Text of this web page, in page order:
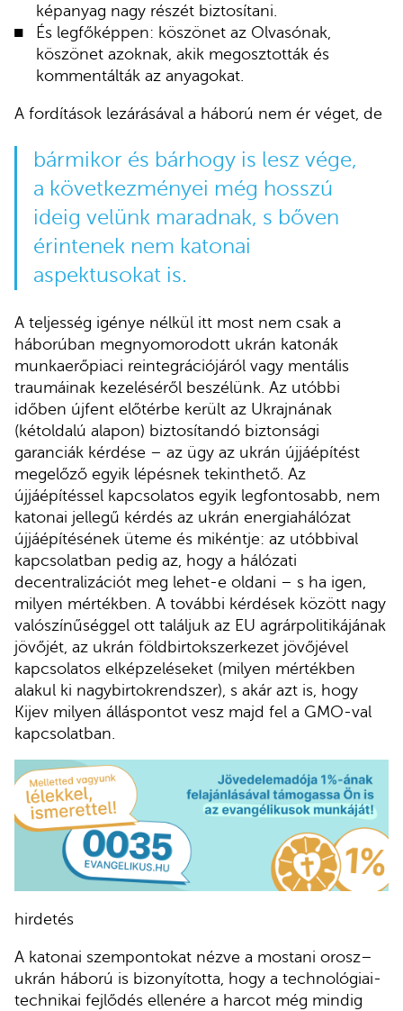
képanyag nagy részét biztosítani.
És legfőképpen: köszönet az Olvasónak,
köszönet azoknak, akik megosztották és
kommentálták az anyagokat.
A fordítások lezárásával a háború nem ér véget, de
bármikor és bárhogy is lesz vége,
a következményei még hosszú
ideig velünk maradnak, s bőven
érintenek nem katonai
aspektusokat is.
A teljesség igénye nélkül itt most nem csak a
háborúban megnyomorodott ukrán katonák
munkaerőpiaci reintegrációjáról vagy mentális
traumáinak kezeléséről beszélünk. Az utóbbi
időben újfent előtérbe került az Ukrajnának
(kétoldalú alapon) biztosítandó biztonsági
garanciák kérdése – az ügy az ukrán újjáépítést
megelőző egyik lépésnek tekinthető. Az
újjáépítéssel kapcsolatos egyik legfontosabb, nem
katonai jellegű kérdés az ukrán energiahálózat
újjáépítésének üteme és mikéntje: az utóbbival
kapcsolatban pedig az, hogy a hálózati
decentralizációt meg lehet-e oldani – s ha igen,
milyen mértékben. A további kérdések között nagy
valószínűséggel ott találjuk az EU agrárpolitikájának
jövőjét, az ukrán földbirtokszerkezet jövőjével
kapcsolatos elképzeléseket (milyen mértékben
alakul ki nagybirtokrendszer), s akár azt is, hogy
Kijev milyen álláspontot vesz majd fel a GMO-val
kapcsolatban.
hirdetés
A katonai szempontokat nézve a mostani orosz–
ukrán háború is bizonyította, hogy a technológiai-
technikai fejlődés ellenére a harcot még mindig